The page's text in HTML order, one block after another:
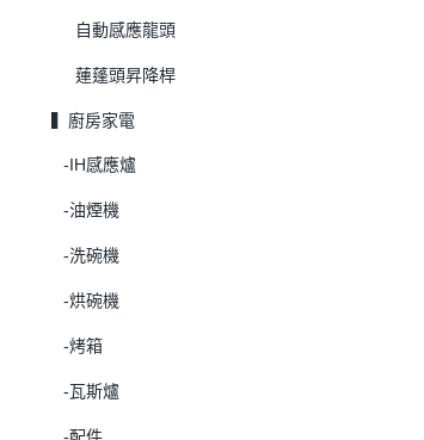
自動感應龍頭
蓮蓬頭昇降桿
▍廚房家電
-IH感應爐
-油煙機
-洗碗機
-烘碗機
-烤箱
-瓦斯爐